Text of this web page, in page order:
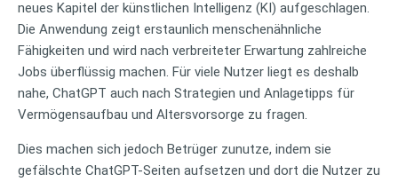
neues Kapitel der künstlichen Intelligenz (KI) aufgeschlagen.
Die Anwendung zeigt erstaunlich menschenähnliche
Fähigkeiten und wird nach verbreiteter Erwartung zahlreiche
Jobs überflüssig machen. Für viele Nutzer liegt es deshalb
nahe, ChatGPT auch nach Strategien und Anlagetipps für
Vermögensaufbau und Altersvorsorge zu fragen.
Dies machen sich jedoch Betrüger zunutze, indem sie
gefälschte ChatGPT-Seiten aufsetzen und dort die Nutzer zu